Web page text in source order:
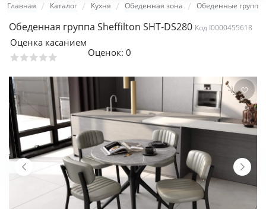
Главная Каталог Кухня Обеденная зона Обеденные группы
Обеденная группа Sheffilton SHT-DS280 Код I0000455618
Оценка касанием
Оценок: 0